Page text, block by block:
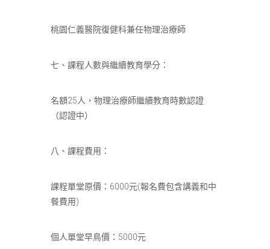
桃園仁義醫院復健科兼任物理治療師
七、課程人數與繼續教育學分：
名額25人，物理治療師繼續教育時數認證
（認證中）
八、課程費用：
課程單堂原價：6000元(報名費包含講義和中
餐費用)
個人單堂早鳥價：5000元